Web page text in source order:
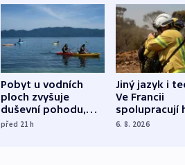
Pobyt u vodních
ploch zvyšuje
duševní pohodu,
ukázala
před 21h
Jiný jazyk i
Ve Francii
spolupracují
různých zemí
6. 8. 2026